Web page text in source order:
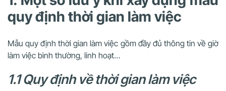
quy định thời gian làm việc
Mẫu quy định thời gian làm việc gồm đầy đủ thông tin về giờ
làm việc bình thường, linh hoạt…
1.1 Quy định về thời gian làm việc